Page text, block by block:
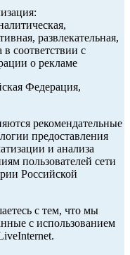
развлекательная,
в соответствии с
о рекламе
Федерация,
рекомендательные
предоставления
и анализа
пользователей сети
Российской
с тем, что мы
с использованием